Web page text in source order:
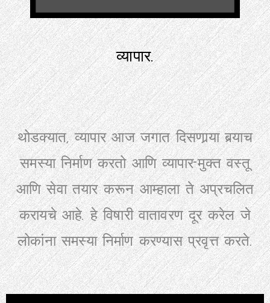
व्यापार.
थोडक्यात, व्यापार आज जगात दिसणार्‍या बर्‍याच
समस्या निर्माण करतो आणि व्यापार-मुक्त वस्तू
आणि सेवा तयार करून आम्हाला ते अप्रचलित
करायचे आहे. हे विषारी वातावरण दूर करेल जे
लोकांना समस्या निर्माण करण्यास प्रवृत्त करते.